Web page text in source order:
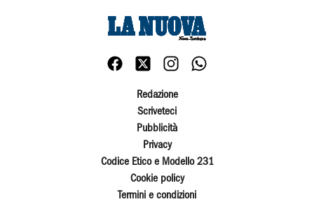
Redazione
Scriveteci
Pubblicità
Privacy
Codice Etico e Modello 231
Cookie policy
Termini e condizioni